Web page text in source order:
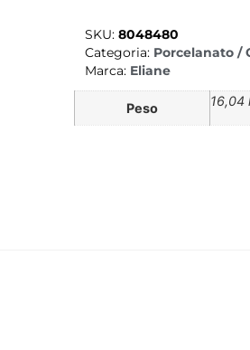
SKU: 8048480
Categoria: Porcelanato /
Marca: Eliane
Peso 16,04